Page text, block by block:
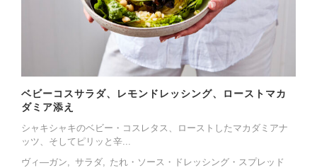
ベビーコスサラダ、レモンドレッシング、ローストマカ
ダミア添え
シャキシャキのベビー・コスレタス、ローストしたマカダミアナ
ッツ、そしてピリッと辛...
ヴィ―ガン
サラダ たれ・ソース・ドレッシング・スプレッド